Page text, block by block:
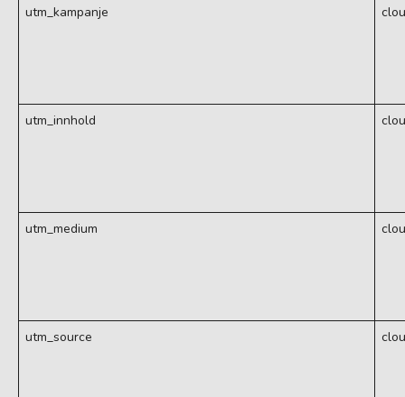
utm_kampanje
utm_innhold
utm_medium
utm_source